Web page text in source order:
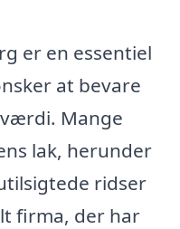
er en essentiel
at bevare
Mange
lak, herunder
ridser
firma, der har